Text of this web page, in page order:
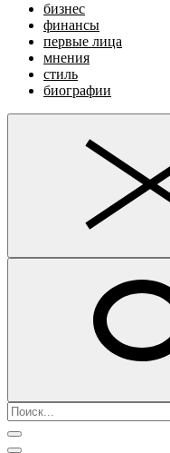
бизнес
финансы
первые лица
мнения
стиль
биографии